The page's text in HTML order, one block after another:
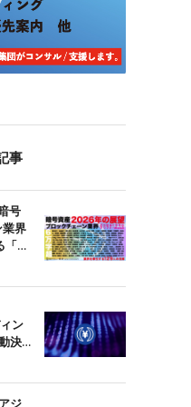
事
号
界
「…
ン
決…
ジ